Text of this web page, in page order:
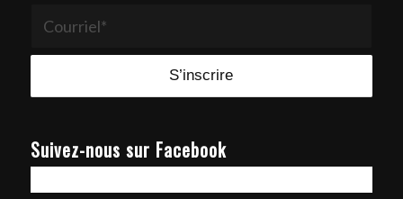
Suivez-nous sur Facebook